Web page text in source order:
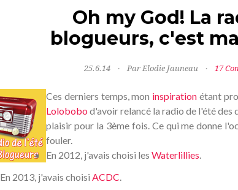
Oh my God! La
blogueurs, c'est
25.6.14 Par Elodie Jauneau 17
Ces derniers temps, mon inspiration étant
Lolobobod'avoir relancé la radio de l'été des
plaisir pour la 3ème fois. Ce qui me donne
fouler.
En 2012, j'avais choisi les Waterlillies.
En 2013, j'avais choisi ACDC.